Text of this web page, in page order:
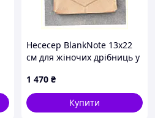
Несесер BlankNote 13х22
см для жіночих дрібниць у
1 470 ₴
Купити